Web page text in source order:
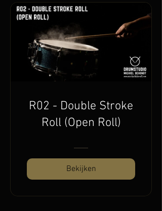
R02 - Double Stroke
Roll (Open Roll)
Bekijken